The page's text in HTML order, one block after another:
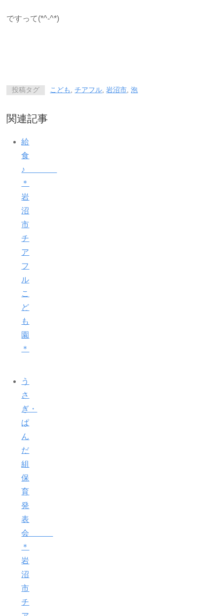
ですって(*^-^*)
投稿タグ こども ,チアフル,岩沼市,泡
関連記事
給
食
♪
＊
岩
沼
市
チ
ア
フ
ル
こ
ど
も
園
＊
う
さ
ぎ・
ぱ
ん
だ
組
保
育
発
表
会
＊
岩
沼
市
チ